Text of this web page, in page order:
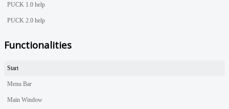
PUCK 1.0 help
PUCK 2.0 help
Functionalities
Start
Menu Bar
Main Window